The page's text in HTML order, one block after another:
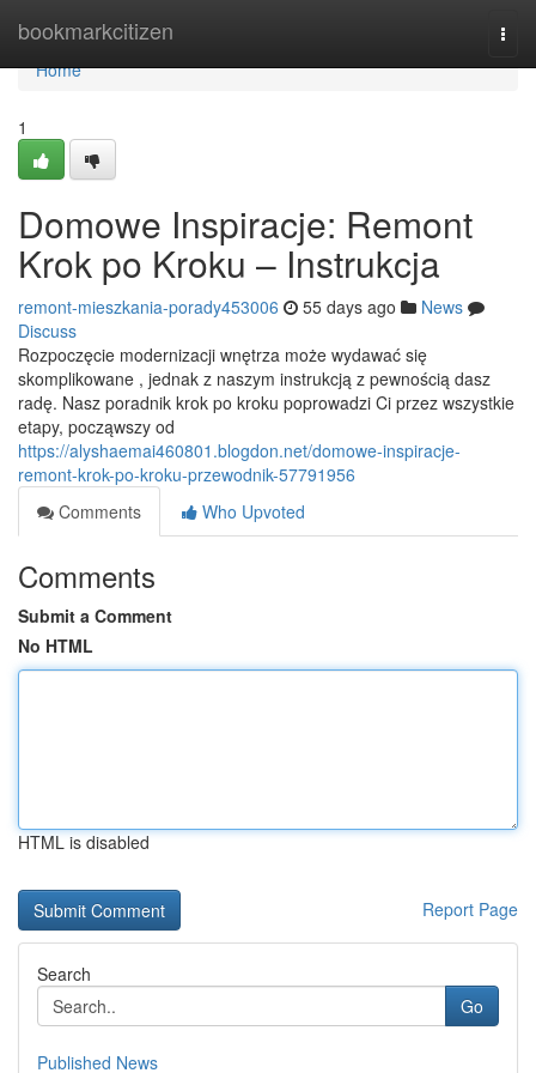
bookmarkcitizen
Home
Home
1
Domowe Inspiracje: Remont
Krok po Kroku – Instrukcja
remont-mieszkania-porady453006 55 days ago
News
Discuss
Rozpoczęcie modernizacji wnętrza może wydawać się
skomplikowane , jednak z naszym instrukcją z pewnością dasz
radę. Nasz poradnik krok po kroku poprowadzi Ci przez wszystkie
etapy, począwszy od
https://alyshaemai460801.blogdon.net/domowe-inspiracje-
remont-krok-po-kroku-przewodnik-57791956
Comments
Who Upvoted
Comments
Submit a Comment
No HTML
HTML is disabled
Report Page
Search
Go
Published News